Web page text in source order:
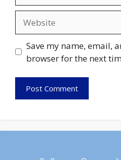
Save my name, email,
browser for the next